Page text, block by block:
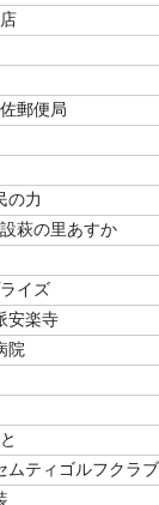
郵便局
の力
萩の里あすか
イズ
安楽寺
院
ティゴルフクラブ